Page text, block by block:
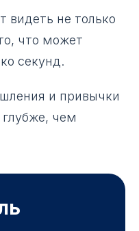
видеть не только
что может
секунд.
и привычки
чем